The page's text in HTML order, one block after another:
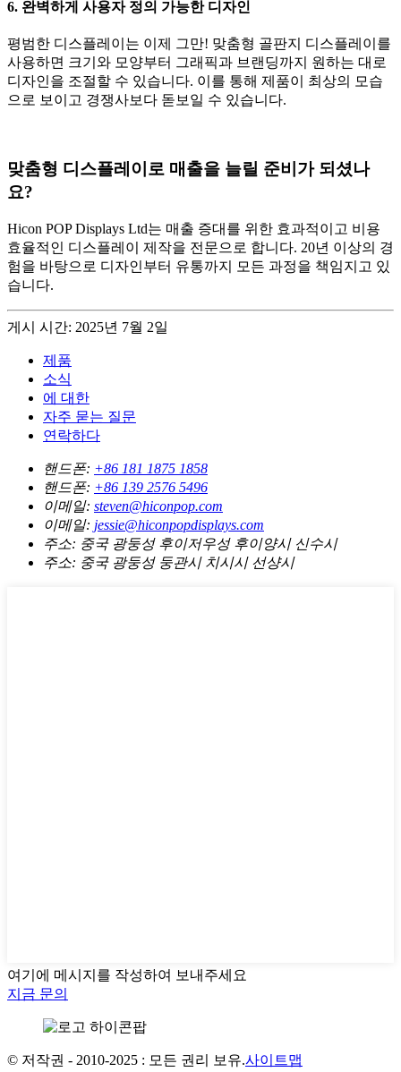
6. 완벽하게 사용자 정의 가능한 디자인
평범한 디스플레이는 이제 그만! 맞춤형 골판지 디스플레이를
사용하면 크기와 모양부터 그래픽과 브랜딩까지 원하는 대로
디자인을 조절할 수 있습니다. 이를 통해 제품이 최상의 모습
으로 보이고 경쟁사보다 돋보일 수 있습니다.
맞춤형 디스플레이로 매출을 늘릴 준비가 되셨나
요?
Hicon POP Displays Ltd는 매출 증대를 위한 효과적이고 비용
효율적인 디스플레이 제작을 전문으로 합니다. 20년 이상의 경
험을 바탕으로 디자인부터 유통까지 모든 과정을 책임지고 있
습니다.
게시 시간: 2025년 7월 2일
제품
소식
에 대한
자주 묻는 질문
연락하다
핸드폰: +86 181 1875 1858
핸드폰: +86 139 2576 5496
이메일: steven@hiconpop.com
이메일: jessie@hiconpopdisplays.com
주소: 중국 광둥성 후이저우성 후이양시 신수시
주소: 중국 광둥성 둥관시 치시시 선샹시
여기에 메시지를 작성하여 보내주세요
지금 문의
© 저작권 - 2010-2025 : 모든 권리 보유.사이트맵